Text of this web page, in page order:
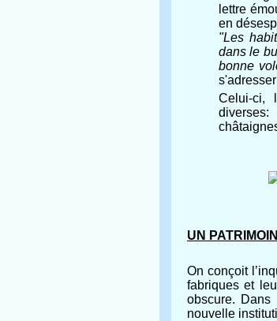
lettre
en
"Les
dans le
bonne
Celui-ci,
UN
On conçoit
fabriques et
obscure.
nouvelle